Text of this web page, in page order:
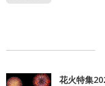
花火特集